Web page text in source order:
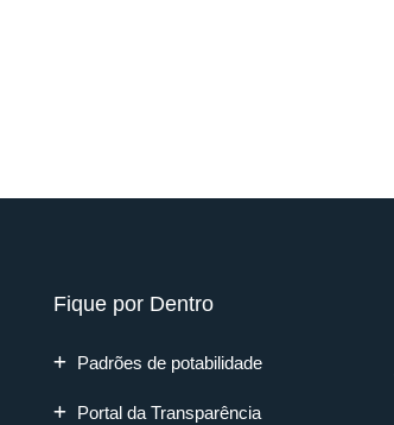
Fique por Dentro
Padrões de potabilidade
Portal da Transparência